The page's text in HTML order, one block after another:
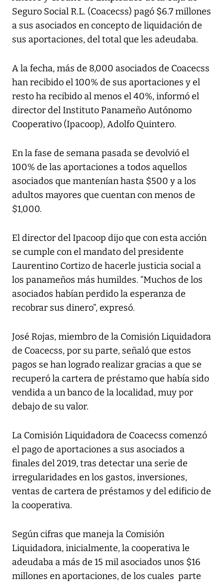
Seguro Social R.L. (Coacecss) pagó $6.7 millones
a sus asociados en concepto de liquidación de
sus aportaciones, del total que les adeudaba.
A la fecha, más de 8,000 asociados de Coacecss
han recibido el 100% de sus aportaciones y el
resto ha recibido al menos el 40%, informó el
director del Instituto Panameño Autónomo
Cooperativo (Ipacoop), Adolfo Quintero.
En la fase de semana pasada se devolvió el
100% de las aportaciones a todos aquellos
asociados que mantenían hasta $500 y a los
adultos mayores que cuentan con menos de
$1,000.
El director del Ipacoop dijo que con esta acción
se cumple con el mandato del presidente
Laurentino Cortizo de hacerle justicia social a
los panameños más humildes. “Muchos de los
asociados habían perdido la esperanza de
recobrar sus dinero”, expresó.
José Rojas, miembro de la Comisión Liquidadora
de Coacecss, por su parte, señaló que estos
pagos se han logrado realizar gracias a que se
recuperó la cartera de préstamo que había sido
vendida a un banco de la localidad, muy por
debajo de su valor.
La Comisión Liquidadora de Coacecss comenzó
el pago de aportaciones a sus asociados a
finales del 2019, tras detectar una serie de
irregularidades en los gastos, inversiones,
ventas de cartera de préstamos y del edificio de
la cooperativa.
Según cifras que maneja la Comisión
Liquidadora, inicialmente, la cooperativa le
adeudaba a más de 15 mil asociados unos $16
millones en aportaciones, de los cuales parte